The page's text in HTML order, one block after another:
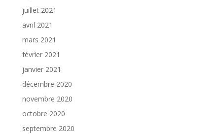
juillet 2021
avril 2021
mars 2021
février 2021
janvier 2021
décembre 2020
novembre 2020
octobre 2020
septembre 2020